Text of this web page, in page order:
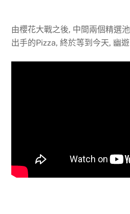
由櫻花大戰之後, 中間兩個精選
出手的Pizza, 終於等到今天, 幽